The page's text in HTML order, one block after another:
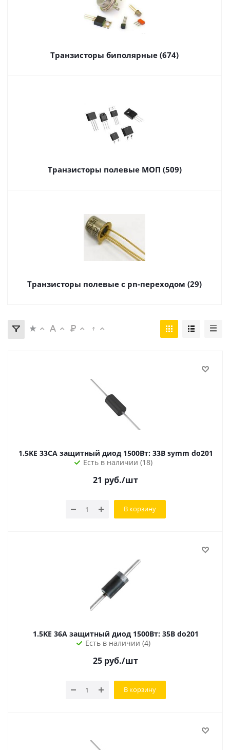
Транзисторы биполярные (674)
Транзисторы полевые МОП (509)
Транзисторы полевые с pn-переходом (29)
1.5KE 33CA защитный диод 1500Вт: 33B symm do201
Есть в наличии (18)
21 руб./шт
В корзину
1.5KE 36A защитный диод 1500Вт: 35В do201
Есть в наличии (4)
25 руб./шт
В корзину